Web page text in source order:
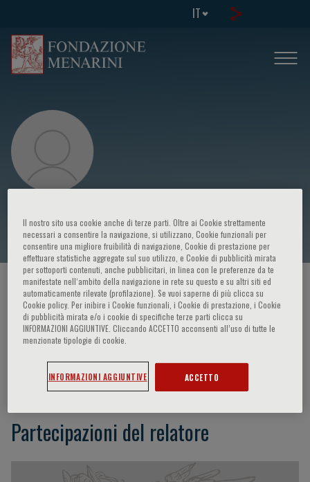
IT
Raymond Wong
HOME PAGE / CORSI ED EVENTI / RELATORE
Raymond Wong
Partecipazioni del relatore
Il nostro sito usa cookie anche di terze parti. Oltre ai Cookie strettamente
necessari a consentire la navigazione, si utilizzano, Cookie funzionali per
consentire una migliore fruibilità di navigazione, Cookie di prestazione per
effettuare statistiche aggregate sul suo utilizzo, e Cookie di pubblicità mirata
per sottoporti contenuti, anche pubblicitari, in linea con le preferenze da te
manifestate nell‘ambito della navigazione in rete su questo e su altri siti ed
automaticamente rilevate (profilazione). Se vuoi saperne di più clicca su
Cookie policy. Per inibire i Cookie funzionali, i Cookie di prestazione, i Cookie
di pubblicità mirata e/o i cookie di specifiche terze parti clicca su
INFORMAZIONI AGGIUNTIVE. Cliccando ACCETTO acconsenti all’uso di tutte le
menzionate tipologie di cookie.
INFORMAZIONI AGGIUNTIVE ACCETTO